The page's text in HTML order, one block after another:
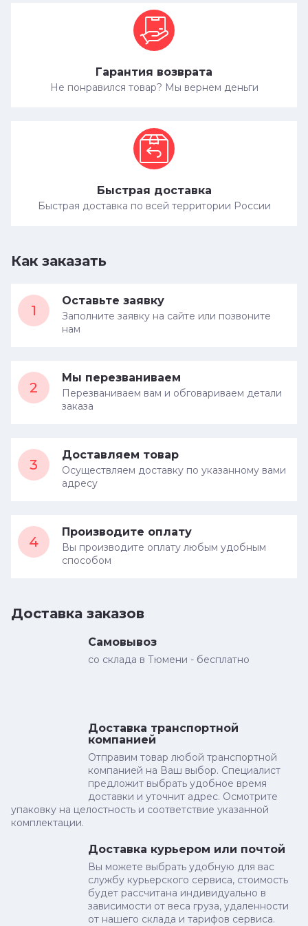
Гарантия возврата
Не понравился товар? Мы вернем деньги
Быстрая доставка
Быстрая доставка по всей территории России
Как заказать
1
Оставьте заявку
Заполните заявку на сайте или позвоните
нам
2
Мы перезваниваем
Перезваниваем вам и обговариваем детали
заказа
3
Доставляем товар
Осуществляем доставку по указанному вами
адресу
4
Производите оплату
Вы производите оплату любым удобным
способом
Доставка заказов
Самовывоз
со склада в Тюмени - бесплатно
Доставка транспортной
компанией
Отправим товар любой транспортной
компанией на Ваш выбор. Специалист
предложит выбрать удобное время
доставки и уточнит адрес. Осмотрите
упаковку на целостность и соответствие указанной
комплектации.
Доставка курьером или почтой
Вы можете выбрать удобную для вас
службу курьерского сервиса, стоимость
будет рассчитана индивидуально в
зависимости от веса груза, удаленности
от нашего склада и тарифов сервиса.